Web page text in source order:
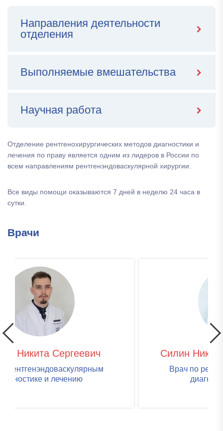
Направления деятельности
отделения
Выполняемые вмешательства
Научная работа
Отделение рентгенохирургических методов диагностики и
лечения по праву является одним из лидеров в России по
всем направлениям рентгенэндоваскулярной хирургии.
Все виды помощи оказываются 7 дней в неделю 24 часа в
сутки.
Врачи
Силин Николай Александрович
Врач по рентгенэндоваскулярным
диагностике и лечению